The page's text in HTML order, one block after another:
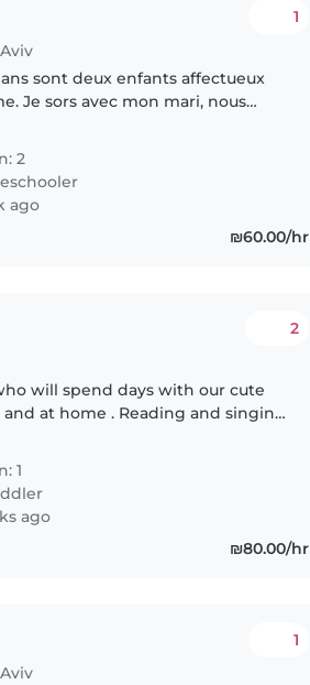
1
sont deux enfants affectueux
Je sors avec mon mari, nous
2
ago
₪60.00/hr
2
will spend days with our cute
at home . Reading and singing
1
ago
₪80.00/hr
1